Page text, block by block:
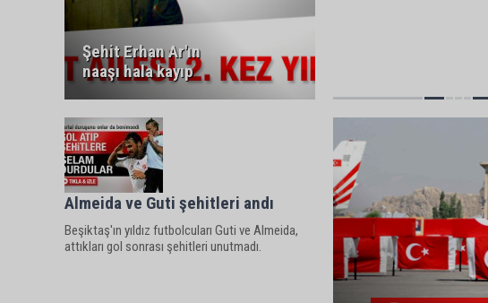
Şehit Erhan Ar'ın
naaşı hala kayıp
Almeida ve Guti şehitleri andı
Beşiktaş'ın yıldız futbolcuları Guti ve Almeida,
attıkları gol sonrası şehitleri unutmadı.